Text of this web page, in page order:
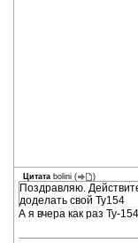
Цитата bolini ( )
Поздравляю.
доделать свой Ту154
А я вчера как раз Ту-